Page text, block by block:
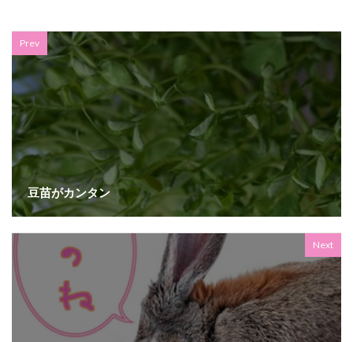
Prev
豆苗がカンタン
Next